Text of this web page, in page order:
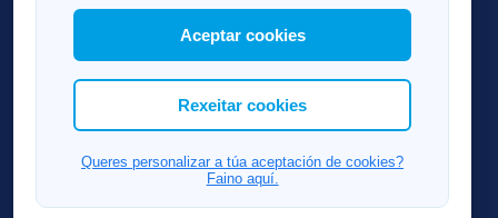
mostrar publicidade de terceiros.
Así mesmo, podes personalizar a elección das
cookies que desexas permitir.
Aceptar cookies
Rexeitar cookies
Queres personalizar a túa aceptación de cookies?
Faino aquí.
RIBEIRASACRAXA
ACORUÑAXA
FERROLXA
OURENSEXA